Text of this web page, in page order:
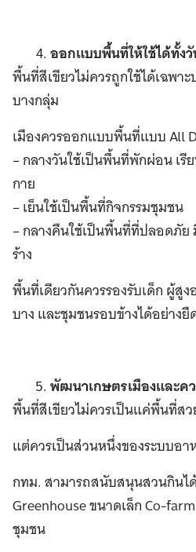
ออกแบบพื้นที่ให้ใช้ได้ทั้ง
พื้นที่สีเขียวไม่ควรถูกใช้ได้เฉพา
บางกลุ่ม
เมืองควรออกแบบพื้นที่แบบ All
– กลางวันใช้เป็นพื้นที่พักผ่อน เ
กาย
– เย็นใช้เป็นพื้นที่กิจกรรมชุมชน
– กลางคืนใช้เป็นพื้นที่ที่ปลอดภัย
ร้าง
พื้นที่เดียวกันควรรองรับเด็ก ผู้สู
บาง และชุมชนรอบข้างได้อย่าง
พัฒนาเกษตรเมืองและค
พื้นที่สีเขียวไม่ควรเป็นแค่พื้นที่สว
แต่ควรเป็นส่วนหนึ่งของระบบอา
กทม. สามารถสนับสนุนสวนกินไ
Greenhouse ขนาดเล็ก Co-
ชุมชน